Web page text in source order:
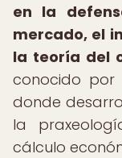
en la
mercado, el
la teoría del
conocido por
donde
la
cálculo